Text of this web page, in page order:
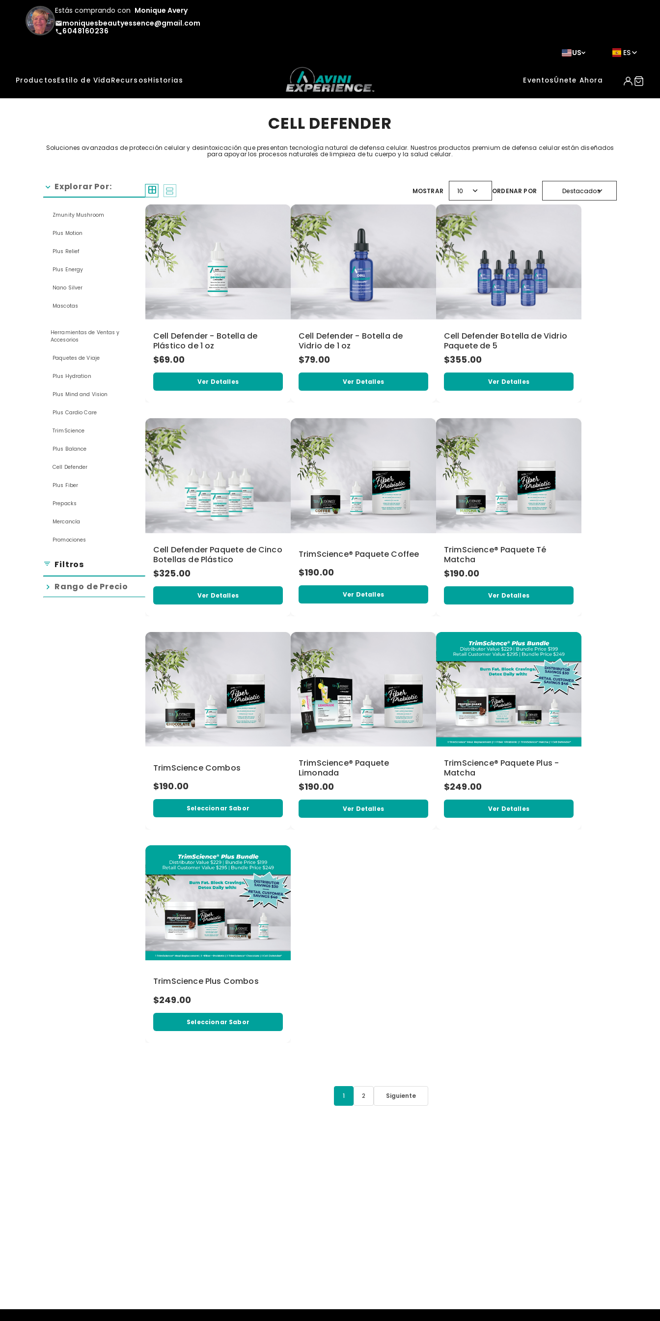
Estás comprando con Monique Avery
emailmoniquesbeautyessence@gmail.com
phone6048160236
US ES
ProductosEstilo de VidaRecursosHistorias EventosÚnete Ahora
CELL DEFENDER
Soluciones avanzadas de protección celular y desintoxicación que presentan tecnología natural de defensa celular. Nuestros productos premium de defensa celular están diseñados
para apoyar los procesos naturales de limpieza de tu cuerpo y la salud celular.
chevron_right Explorar Por:
Zmunity Mushroom
Plus Motion
Plus Relief
Plus Energy
Nano Silver
Mascotas
Herramientas de Ventas y
Accesorios
Paquetes de Viaje
Plus Hydration
Plus Mind and Vision
Plus Cardio Care
TrimScience
Plus Balance
Cell Defender
Plus Fiber
Prepacks
Mercancía
Promociones
filter_list Filtros
chevron_right Rango de Precio
window splitscreen MOSTRAR 10 expand_more ORDENAR POR Destacados
expand_more
Cell Defender - Botella de
Plástico de 1 oz
$69.00
Ver Detalles
Cell Defender - Botella de
Vidrio de 1 oz
$79.00
Ver Detalles
Cell Defender Botella de Vidrio
Paquete de 5
$355.00
Ver Detalles
Cell Defender Paquete de Cinco
Botellas de Plástico
$325.00
Ver Detalles
TrimScience® Paquete Coffee
$190.00
Ver Detalles
TrimScience® Paquete Té
Matcha
$190.00
Ver Detalles
TrimScience Combos
$190.00
Seleccionar Sabor
TrimScience® Paquete
Limonada
$190.00
Ver Detalles
TrimScience® Paquete Plus -
Matcha
$249.00
Ver Detalles
TrimScience Plus Combos
$249.00
Seleccionar Sabor
1 2 Siguiente